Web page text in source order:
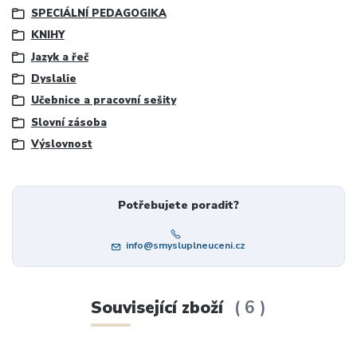
SPECIÁLNÍ PEDAGOGIKA
KNIHY
Jazyk a řeč
Dyslalie
Učebnice a pracovní sešity
Slovní zásoba
Výslovnost
Potřebujete poradit?
info@smysluplneuceni.cz
Související zboží 6